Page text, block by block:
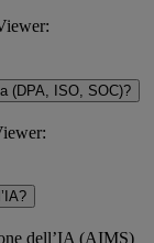
(DPA, ISO, SOC)?
dell’IA (AIMS)